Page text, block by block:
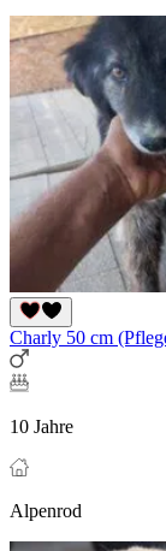
Charly 50 cm
10 Jahre
Alpenrod